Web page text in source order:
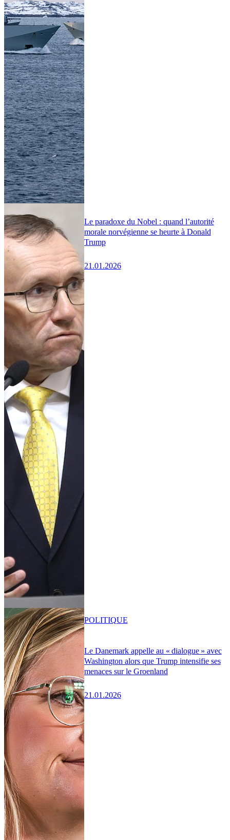
Le paradoxe du Nobel : quand l’autorité
morale norvégienne se heurte à Donald
Trump
21.01.2026
Le Danemark appelle au « dialogue » avec
Washington alors que Trump intensifie ses
menaces sur le Groenland
21.01.2026
POLITIQUE